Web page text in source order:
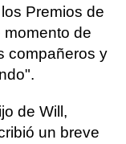
Premios de
momento de
compañeros y
de Will,
un breve